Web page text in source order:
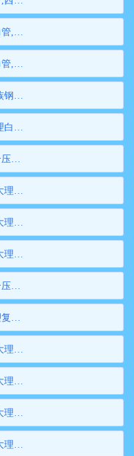
西双版纳傣族勐海县psp钢塑复合压力管,西双版纳傣族勐海县钢塑复合管,西双版纳傣族勐海县衬塑钢管,西双版纳傣族勐海县psp钢塑复合穿线管,西双版纳傣族勐海县内衬塑复合钢管
西双版纳傣族勐腊县psp钢塑复合压力管,西双版纳傣族勐腊县钢塑复合管,西双版纳傣族勐腊县衬塑钢管,西双版纳傣族勐腊县psp钢塑复合穿线管,西双版纳傣族勐腊县内衬塑复合钢管
大理白族psp钢塑复合压力管,大理白族钢塑复合管,大理白族衬塑钢管,大理白族psp钢塑复合穿线管,大理白族内衬塑复合钢管
大理白族大理psp钢塑复合压力管,大理白族大理钢塑复合管,大理白族大理衬塑钢管,大理白族大理psp钢塑复合穿线管,大理白族大理内衬塑复合钢管
大理白族漾濞彝族自治县psp钢塑复合压力管,大理白族漾濞彝族自治县钢塑复合管,大理白族漾濞彝族自治县衬塑钢管,大理白族漾濞彝族自治县psp钢塑复合穿线管,大理白族漾濞彝族自治县内衬塑复合钢管
大理白族祥云县psp钢塑复合压力管,大理白族祥云县钢塑复合管,大理白族祥云县衬塑钢管,大理白族祥云县psp钢塑复合穿线管,大理白族祥云县内衬塑复合钢管
大理白族宾川县psp钢塑复合压力管,大理白族宾川县钢塑复合管,大理白族宾川县衬塑钢管,大理白族宾川县psp钢塑复合穿线管,大理白族宾川县内衬塑复合钢管
大理白族弥渡县psp钢塑复合压力管,大理白族弥渡县钢塑复合管,大理白族弥渡县衬塑钢管,大理白族弥渡县psp钢塑复合穿线管,大理白族弥渡县内衬塑复合钢管
大理白族南涧彝族自治县psp钢塑复合压力管,大理白族南涧彝族自治县钢塑复合管,大理白族南涧彝族自治县衬塑钢管,大理白族南涧彝族自治县psp钢塑复合穿线管,大理白族南涧彝族自治县内衬塑复合钢管
大理白族巍山彝族回族自治县psp钢塑复合压力管,大理白族巍山彝族回族自治县钢塑复合管,大理白族巍山彝族回族自治县衬塑钢管,大理白族巍山彝族回族自治县psp钢塑复合穿线管,大理白族巍山彝族回族自治县内衬塑复合钢管
大理白族永平县psp钢塑复合压力管,大理白族永平县钢塑复合管,大理白族永平县衬塑钢管,大理白族永平县psp钢塑复合穿线管,大理白族永平县内衬塑复合钢管
大理白族云龙县psp钢塑复合压力管,大理白族云龙县钢塑复合管,大理白族云龙县衬塑钢管,大理白族云龙县psp钢塑复合穿线管,大理白族云龙县内衬塑复合钢管
大理白族洱源县psp钢塑复合压力管,大理白族洱源县钢塑复合管,大理白族洱源县衬塑钢管,大理白族洱源县psp钢塑复合穿线管,大理白族洱源县内衬塑复合钢管
大理白族剑川县psp钢塑复合压力管,大理白族剑川县钢塑复合管,大理白族剑川县衬塑钢管,大理白族剑川县psp钢塑复合穿线管,大理白族剑川县内衬塑复合钢管